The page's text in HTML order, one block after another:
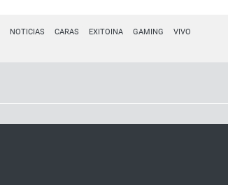
NOTICIAS CARAS EXITOINA GAMING VIVO